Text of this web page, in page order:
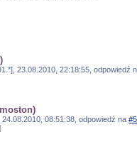
23.08.2010, 22:18:55, odpowiedź
24.08.2010, 08:51:38, odpowiedź na#5